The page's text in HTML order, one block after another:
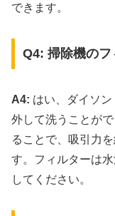
できます。
Q4: 掃除機のフ
A4: はい、ダイソ
外して洗うことが
ることで、吸引力
す。フィルターは
してください。